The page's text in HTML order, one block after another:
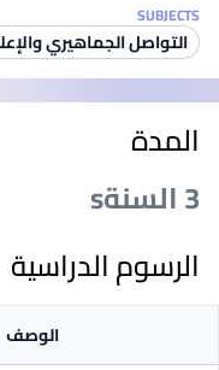
SUBJECTS
التواصل الجماهيري
المدة
3 السنةs
الرسوم الدراسية
الوصف